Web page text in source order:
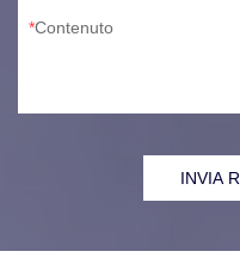
Contenuto
INVIA